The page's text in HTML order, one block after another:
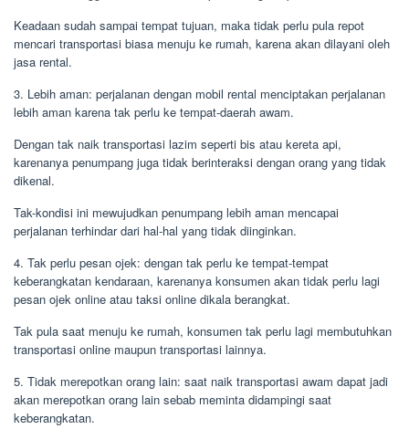
Keadaan sudah sampai tempat tujuan, maka tidak perlu pula repot
mencari transportasi biasa menuju ke rumah, karena akan dilayani oleh
jasa rental.
3. Lebih aman: perjalanan dengan mobil rental menciptakan perjalanan
lebih aman karena tak perlu ke tempat-daerah awam.
Dengan tak naik transportasi lazim seperti bis atau kereta api,
karenanya penumpang juga tidak berinteraksi dengan orang yang tidak
dikenal.
Tak-kondisi ini mewujudkan penumpang lebih aman mencapai
perjalanan terhindar dari hal-hal yang tidak diinginkan.
4. Tak perlu pesan ojek: dengan tak perlu ke tempat-tempat
keberangkatan kendaraan, karenanya konsumen akan tidak perlu lagi
pesan ojek online atau taksi online dikala berangkat.
Tak pula saat menuju ke rumah, konsumen tak perlu lagi membutuhkan
transportasi online maupun transportasi lainnya.
5. Tidak merepotkan orang lain: saat naik transportasi awam dapat jadi
akan merepotkan orang lain sebab meminta didampingi saat
keberangkatan.